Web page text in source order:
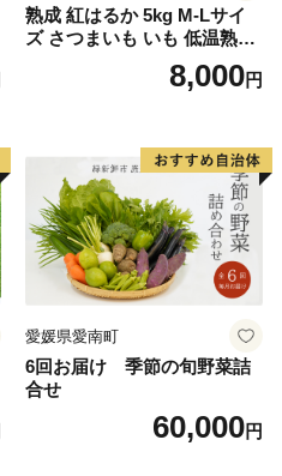
熟成 紅はるか 5kg M-Lサイ
ズ さつまいも いも 低温熟成
完全熟成収穫 甘い 糖度 焼き
芋 やきいも スイートポテト
8,000円
愛媛県愛南町
6回お届け 季節の旬野菜詰
合せ
60,000円